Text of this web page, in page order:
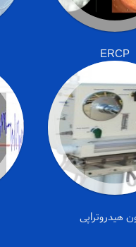
ERCP
هیدروتراپی